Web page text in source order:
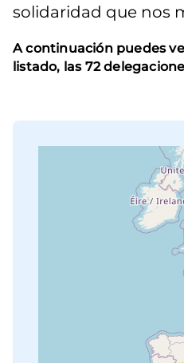
solidaridad que nos
A continuación puedes
listado, las 72